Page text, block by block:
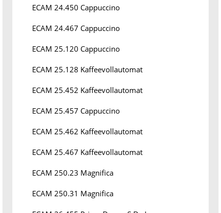
ECAM 24.450 Cappuccino
ECAM 24.467 Cappuccino
ECAM 25.120 Cappuccino
ECAM 25.128 Kaffeevollautomat
ECAM 25.452 Kaffeevollautomat
ECAM 25.457 Cappuccino
ECAM 25.462 Kaffeevollautomat
ECAM 25.467 Kaffeevollautomat
ECAM 250.23 Magnifica
ECAM 250.31 Magnifica